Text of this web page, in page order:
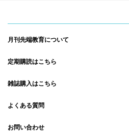
月刊先端教育について
定期購読はこちら
雑誌購入はこちら
よくある質問
お問い合わせ